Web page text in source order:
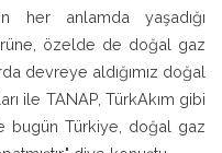
her anlamda yaşadığı
özelde de doğal gaz
devreye aldığımız doğal
ile TANAP, TürkAkım gibi
bugün Türkiye, doğal gaz